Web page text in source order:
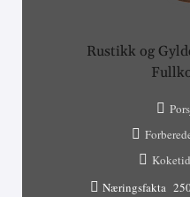
Rustikk og
Næringsfakta